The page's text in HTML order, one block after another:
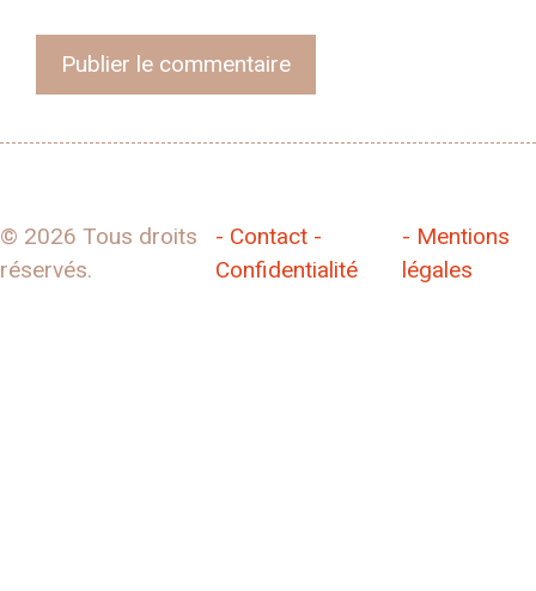
© 2026 Tous droits
réservés.
- Contact -
Confidentialité
- Mentions
légales